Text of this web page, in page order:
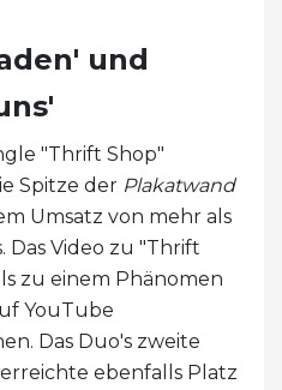
und
"Thrift Shop"
Spitze der Plakatwand
Umsatz von mehr als
Das Video zu "Thrift
zu einem Phänomen
YouTube
Das Duo's zweite
ebenfalls Platz